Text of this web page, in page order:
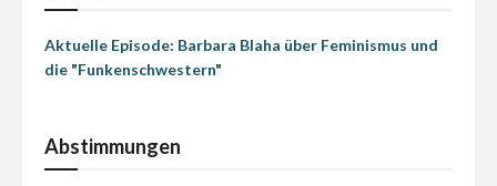
Aktuelle Episode: Barbara Blaha über Feminismus und
die "Funkenschwestern"
Abstimmungen